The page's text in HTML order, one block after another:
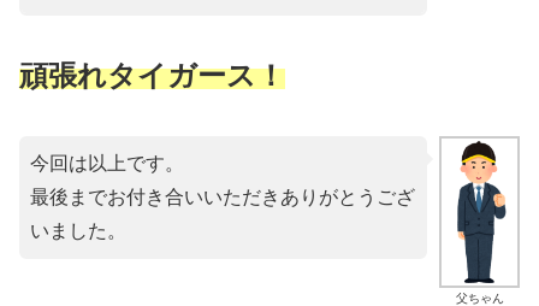
頑張れタイガース！
父ちゃん
今回は以上です。
最後までお付き合いいただきありがとうござ
いました。